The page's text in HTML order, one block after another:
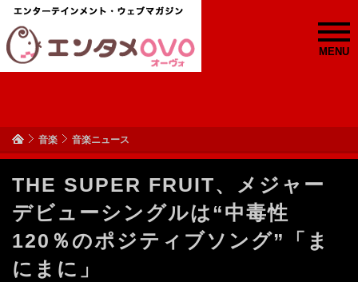
MENU
音楽 音楽ニュース
THE SUPER FRUIT、メジャー
デビューシングルは“中毒性
120％のポジティブソング”「ま
にまに」